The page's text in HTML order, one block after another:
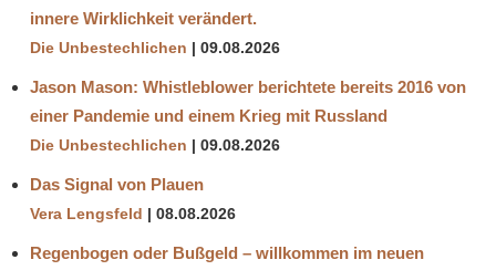
innere Wirklichkeit verändert.
Die Unbestechlichen 09.08.2026
Jason Mason: Whistleblower berichtete bereits 2016 von
einer Pandemie und einem Krieg mit Russland
Die Unbestechlichen 09.08.2026
Das Signal von Plauen
Vera Lengsfeld 08.08.2026
Regenbogen oder Bußgeld – willkommen im neuen